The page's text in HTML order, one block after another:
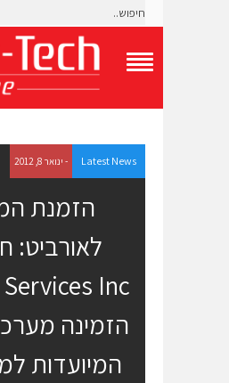
g
l
e
N
Latest News - ינואר 8, 2012
הזמנת
לאורביט:
הזמינה
המיועדות